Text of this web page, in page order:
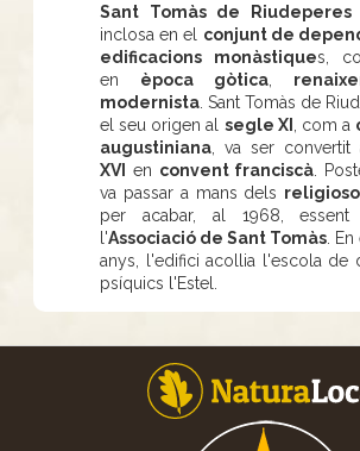
Sant Tomàs de Riudeperes
inclosa en el conjunt de
edificacions monàstiques,
en època gòtica
modernista . Sant Tomàs de
el seu origen al segle XI , com a
augustiniana , va ser convertit
XVI en convent franciscà .
va passar a mans dels
per acabar, al 1968,
l'Associació de Sant Tomàs .
anys, l'edifici acollia l'escola de
psíquics l'Estel.